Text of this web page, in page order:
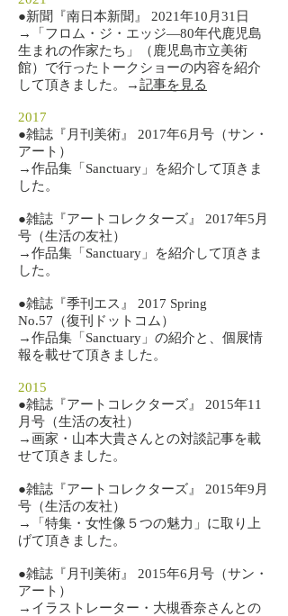
​●新聞『南日本新聞』 2021年10月31日
→「フロム・ジ・エッジ―80年代鹿児島
生まれの作家たち」（鹿児島市立美術
館）で行ったトークショーの内容を紹介
して頂きました。→記事を見る
2017
​●雑誌『月刊美術』 2017年6月号（サン・
アート）
→作品集「Sanctuary」を紹介して頂きま
した。
​●雑誌『アートコレクターズ』 2017年5月
号（生活の友社）
→作品集「Sanctuary」を紹介して頂きま
した。
​●雑誌『季刊エス』 2017 Spring
No.57（復刊ドットコム）
→作品集「Sanctuary」の紹介と、個展情
報を載せて頂きました。
2015
​●雑誌『アートコレクターズ』 2015年11
月号（生活の友社）
→画家・山本大貴さんとの対談記事を載
せて頂きました。
​●雑誌『アートコレクターズ』 2015年9月
号（生活の友社）
→「特集・女性像５つの魅力」に取り上
げて頂きました。
​●雑誌『月刊美術』 2015年6月号（サン・
アート）
→イラストレーター・大槻香奈さんとの